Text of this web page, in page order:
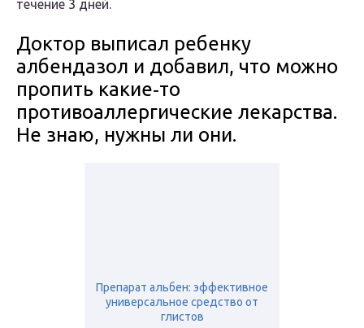
течение 3 дней.
Доктор выписал ребенку
албендазол и добавил, что можно
пропить какие‑то
противоаллергические лекарства.
Не знаю, нужны ли они.
Препарат альбен: эффективное
универсальное средство от
глистов